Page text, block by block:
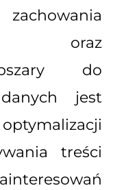
oraz
do
jest
treści